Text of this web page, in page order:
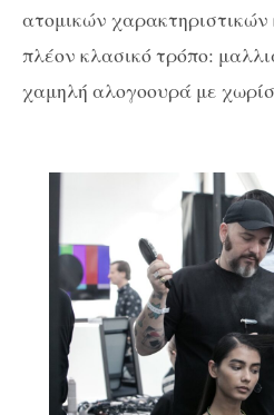
ατομικών
πλέον κλασικό τρόπο:
χαμηλή αλογοουρά με